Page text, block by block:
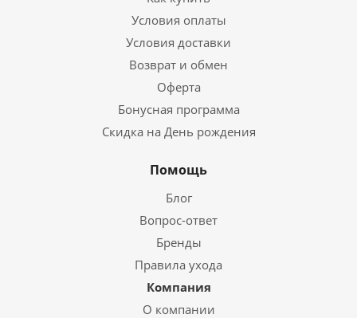
Условия оплаты
Условия доставки
Возврат и обмен
Оферта
Бонусная программа
Скидка на День рождения
Помощь
Блог
Вопрос-ответ
Бренды
Правила ухода
Компания
О компании